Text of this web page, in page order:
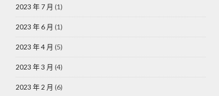
2023 年 7 月 (1)
2023 年 6 月 (1)
2023 年 4 月 (5)
2023 年 3 月 (4)
2023 年 2 月 (6)